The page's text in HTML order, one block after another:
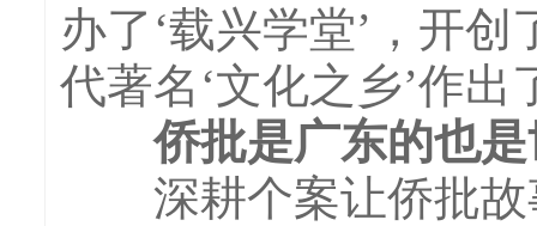
办了‘载兴学堂’，开
代著名‘文化之乡’作出
侨批是广东的也
深耕个案让侨批故